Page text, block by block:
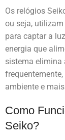
Os relógios
ou seja,
para captar a
energia que
sistema elimina
ambiente e
Como
Seiko?